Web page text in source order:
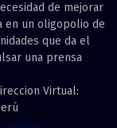
de mejorar
en un oligopolio de
que da el
una prensa
Virtual: